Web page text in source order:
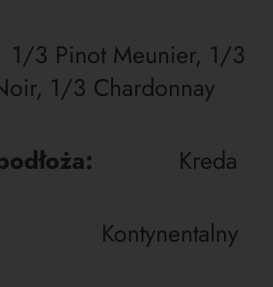
1/3 Pinot Meunier, 1/3
1/3 Chardonnay
Kreda
Kontynentalny